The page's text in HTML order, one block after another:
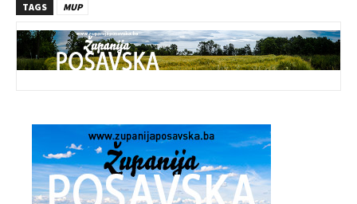
TAGS MUP